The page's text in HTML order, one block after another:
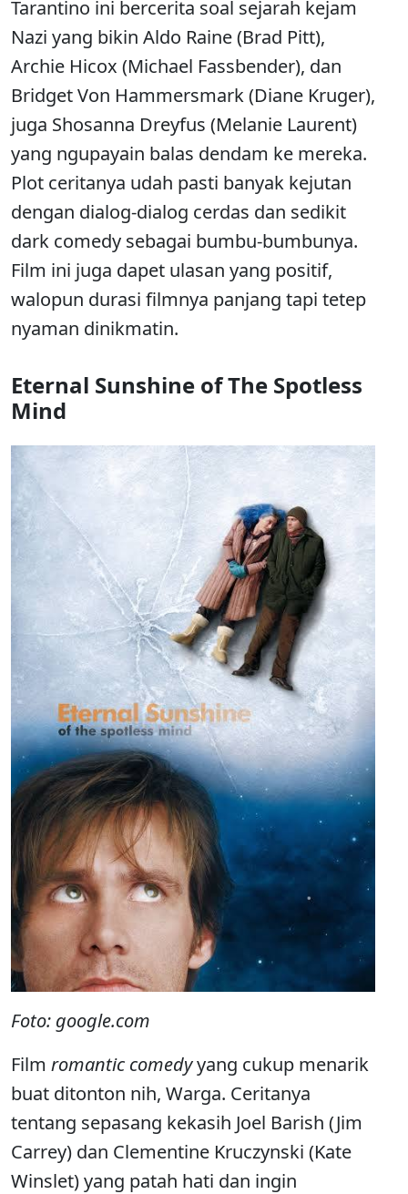
Tarantino ini bercerita soal sejarah kejam
Nazi yang bikin Aldo Raine (Brad Pitt),
Archie Hicox (Michael Fassbender), dan
Bridget Von Hammersmark (Diane Kruger),
juga Shosanna Dreyfus (Melanie Laurent)
yang ngupayain balas dendam ke mereka.
Plot ceritanya udah pasti banyak kejutan
dengan dialog-dialog cerdas dan sedikit
dark comedy sebagai bumbu-bumbunya.
Film ini juga dapet ulasan yang positif,
walopun durasi filmnya panjang tapi tetep
nyaman dinikmatin.
Eternal Sunshine of The Spotless
Mind
Foto: google.com
Film romantic comedyyang cukup menarik
buat ditonton nih, Warga. Ceritanya
tentang sepasang kekasih Joel Barish (Jim
Carrey) dan Clementine Kruczynski (Kate
Winslet) yang patah hati dan ingin